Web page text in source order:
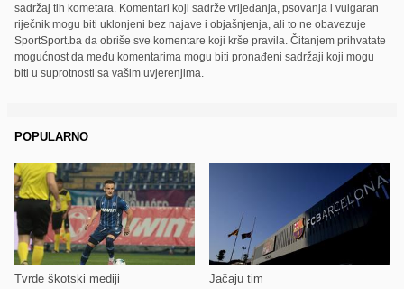
sadržaj tih kometara. Komentari koji sadrže vrijeđanja, psovanja i vulgaran
riječnik mogu biti uklonjeni bez najave i objašnjenja, ali to ne obavezuje
SportSport.ba da obriše sve komentare koji krše pravila. Čitanjem prihvatate
mogućnost da među komentarima mogu biti pronađeni sadržaji koji mogu
biti u suprotnosti sa vašim uvjerenjima.
POPULARNO
Tvrde škotski mediji Jačaju tim